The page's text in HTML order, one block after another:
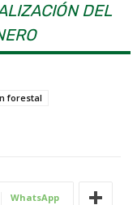
DEL
forestal
WhatsApp